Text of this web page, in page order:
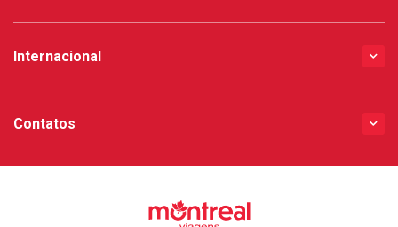
Internacional
Contatos